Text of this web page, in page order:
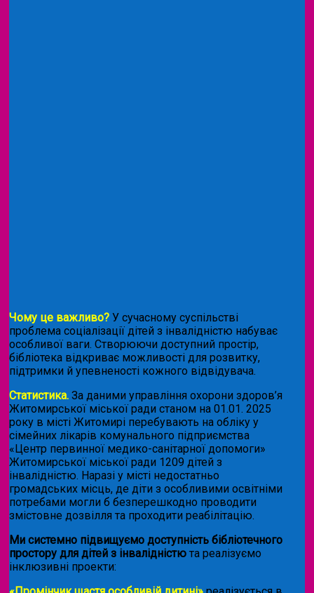
Чому це важливо? У сучасному суспільстві
проблема соціалізації дітей з інвалідністю набуває
особливої ваги. Створюючи доступний простір,
бібліотека відкриває можливості для розвитку,
підтримки й упевненості кожного відвідувача.
Статистика. За даними управління охорони здоров’я
Житомирської міської ради станом на 01.01. 2025
року в місті Житомирі перебувають на обліку у
сімейних лікарів комунального підприємства
«Центр первинної медико-санітарної допомоги»
Житомирської міської ради 1209 дітей з
інвалідністю. Наразі у місті недостатньо
громадських місць, де діти з особливими освітніми
потребами могли б безперешкодно проводити
змістовне дозвілля та проходити реабілітацію.
Ми системно підвищуємо доступність бібліотечного
простору для дітей з інвалідністю та реалізуємо
інклюзивні проекти: